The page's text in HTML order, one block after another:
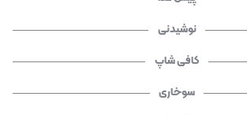
نوشیدنی
کافی شاپ
سوخاری